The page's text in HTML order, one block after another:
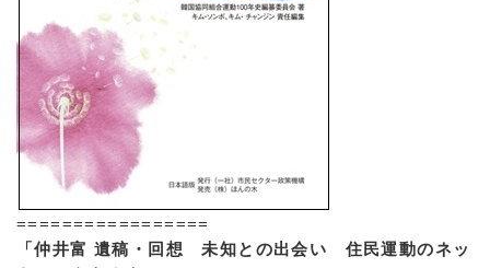
=================
「仲井富 遺稿・回想 未知との出会い 住民運動のネッ